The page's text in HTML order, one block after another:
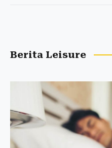
Berita Leisure